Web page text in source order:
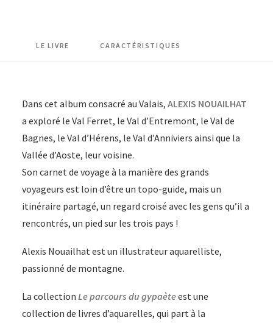
LE LIVRE CARACTÉRISTIQUES
Dans cet album consacré au Valais, ALEXIS NOUAILHAT
a exploré le Val Ferret, le Val d’Entremont, le Val de
Bagnes, le Val d’Hérens, le Val d’Anniviers ainsi que la
Vallée d’Aoste, leur voisine.
Son carnet de voyage à la manière des grands
voyageurs est loin d’être un topo-guide, mais un
itinéraire partagé, un regard croisé avec les gens qu’il a
rencontrés, un pied sur les trois pays !
Alexis Nouailhat est un illustrateur aquarelliste,
passionné de montagne.
La collection Le parcours du gypaèteest une
collection de livres d’aquarelles, qui part à la